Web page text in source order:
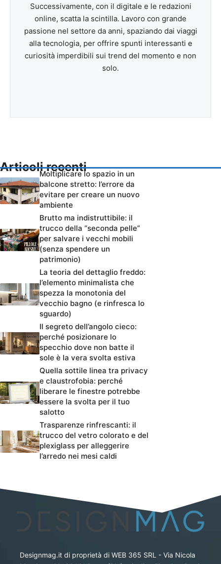
Successivamente, con il digitale e le redazioni
online, scatta la scintilla. Lavoro con grande
passione nel settore da anni, spaziando dai viaggi
alla tecnologia, per offrire spunti interessanti e
curiosità imperdibili sui trend del momento e non
solo.
Articoli recenti
Moltiplicare lo spazio in un
balcone stretto: l’errore da
evitare per creare un nuovo
ambiente
Brutto ma indistruttibile: il
trucco della “seconda pelle”
per salvare i vecchi mobili
(senza spendere un
patrimonio)
La teoria del dettaglio freddo:
l’elemento minimalista che
spezza la monotonia del
vecchio bagno (e rinfresca lo
sguardo)
Il segreto dell’angolo cieco:
perché posizionare lo
specchio dove non batte il
sole è la vera svolta estiva
Quella sottile linea tra privacy
e claustrofobia: perché
liberare le finestre potrebbe
essere la svolta per il tuo
salotto
Trasparenze rinfrescanti: il
trucco del vetro colorato e del
plexiglass per alleggerire
l’arredo nei mesi caldi
Designmag.it di proprietà di WEB 365 SRL - Via Nicola